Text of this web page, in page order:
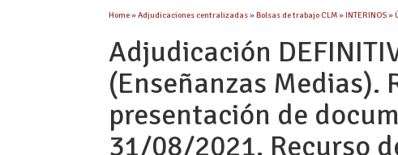
Home»Adjudicaciones centralizadas»Bolsas de trabajo CLM»INTERINOS»
Adjudicación
(Enseñanzas Medias).
presentación de
31/08/2021. Recurso